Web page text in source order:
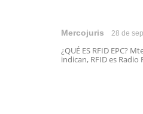
Mercojuris 28 de
¿QUÉ ES RFID EPC?
indican, RFID es